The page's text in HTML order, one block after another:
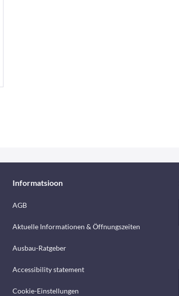
Informatsioon
AGB
Aktuelle Informationen & Öffnungszeiten
Ausbau-Ratgeber
Accessibility statement
Cookie-Einstellungen